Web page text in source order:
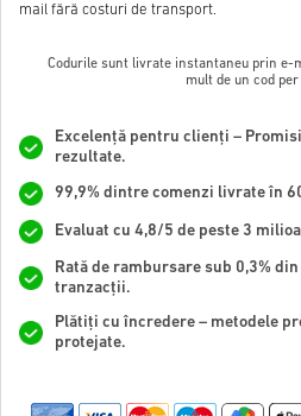
mail fără costuri de transport.
Codurile sunt livrate instantaneu prin e-
mult de un cod per
Excelență pentru clienți –
rezultate.
99,9% dintre comenzi livrate în
Evaluat cu 4,8/5 de peste 3
Rată de rambursare sub 0,3%
tranzacții.
Plătiți cu încredere – metodele
protejate.